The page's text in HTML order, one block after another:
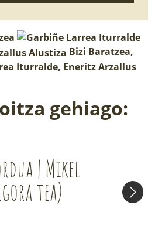
Bizi Baratzea,
Iturralde, Eneritz Arzallus
gehiago:
| Mikel
tea)